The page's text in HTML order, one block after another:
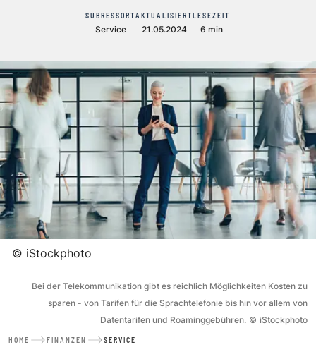
SUBRESSORT
Service
AKTUALISIERT
21.05.2024
LESEZEIT
6 min
© iStockphoto
Bei der Telekommunikation gibt es reichlich Möglichkeiten Kosten zu
sparen - von Tarifen für die Sprachtelefonie bis hin vor allem von
Datentarifen und Roaminggebühren. © iStockphoto
HOME FINANZEN SERVICE